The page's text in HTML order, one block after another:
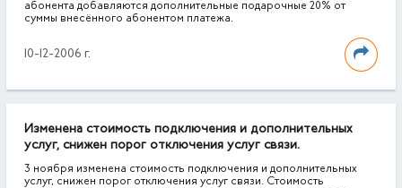
абонента добавляются дополнительные подарочные 20% от
суммы внесённого абонентом платежа.
10-12-2006 г.
Изменена стоимость подключения и дополнительных
услуг, снижен порог отключения услуг связи.
3 ноября изменена стоимость подключения и дополнительных
услуг, снижен порог отключения услуг связи. Стоимость